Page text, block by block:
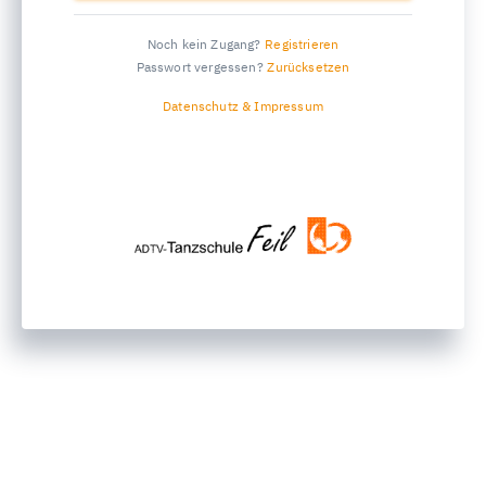
Noch kein Zugang? Registrieren
Passwort vergessen? Zurücksetzen
Datenschutz & Impressum